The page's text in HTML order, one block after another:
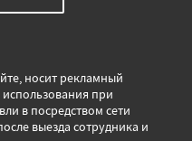
носит рекламный
при
в посредством сети
выезда сотрудника и